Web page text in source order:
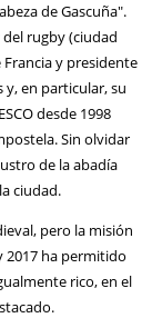
de Gascuña".
rugby (ciudad
Francia y presidente
y, en particular, su
desde 1998
Sin olvidar
de la abadía
ciudad.
pero la misión
2017 ha permitido
rico, en el